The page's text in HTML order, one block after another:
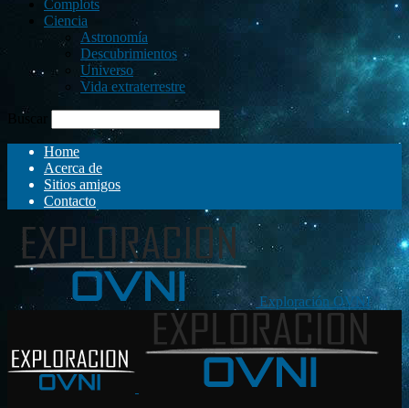
Complots
Ciencia
Astronomía
Descubrimientos
Universo
Vida extraterrestre
Buscar
Home
Acerca de
Sitios amigos
Contacto
Exploración OVNI